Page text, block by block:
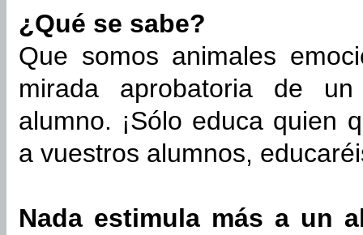
¿Qué se sabe?
Que somos animales
mirada aprobatoria de
alumno. ¡Sólo educa quien
a vuestros alumnos,
Nada estimula más a un